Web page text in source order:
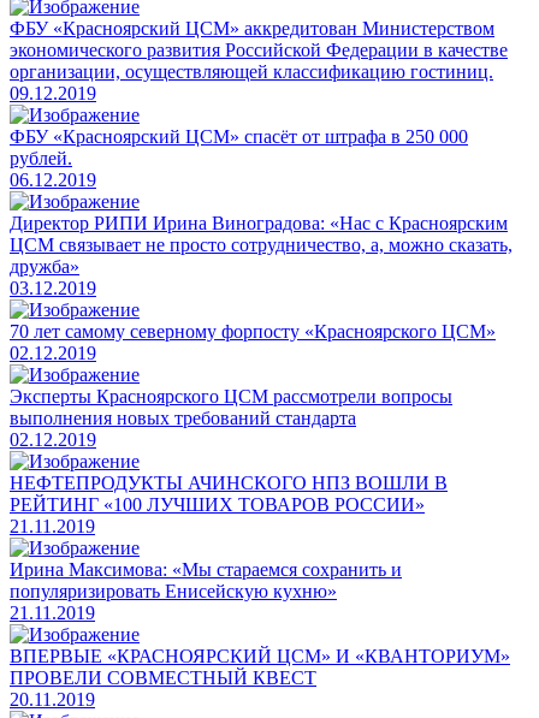
ФБУ «Красноярский ЦСМ» аккредитован Министерством
экономического развития Российской Федерации в качестве
организации, осуществляющей классификацию гостиниц.
09.12.2019
ФБУ «Красноярский ЦСМ» спасёт от штрафа в 250 000
рублей.
06.12.2019
Директор РИПИ Ирина Виноградова: «Нас с Красноярским
ЦСМ связывает не просто сотрудничество, а, можно сказать,
дружба»
03.12.2019
70 лет самому северному форпосту «Красноярского ЦСМ»
02.12.2019
Эксперты Красноярского ЦСМ рассмотрели вопросы
выполнения новых требований стандарта
02.12.2019
НЕФТЕПРОДУКТЫ АЧИНСКОГО НПЗ ВОШЛИ В
РЕЙТИНГ «100 ЛУЧШИХ ТОВАРОВ РОССИИ»
21.11.2019
Ирина Максимова: «Мы стараемся сохранить и
популяризировать Енисейскую кухню»
21.11.2019
ВПЕРВЫЕ «КРАСНОЯРСКИЙ ЦСМ» И «КВАНТОРИУМ»
ПРОВЕЛИ СОВМЕСТНЫЙ КВЕСТ
20.11.2019